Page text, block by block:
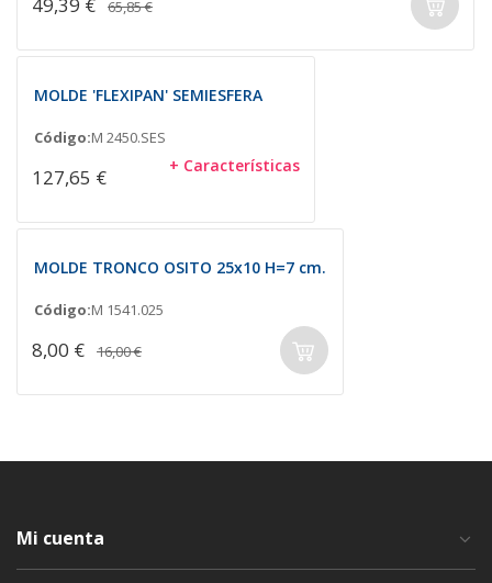
65,85 €
MOLDE 'FLEXIPAN' SEMIESFERA
Código:M 2450.SES
127,65 € + Características
MOLDE TRONCO OSITO 25x10 H=7 cm.
Código:M 1541.025
8,00 € 16,00 €
Mi cuenta